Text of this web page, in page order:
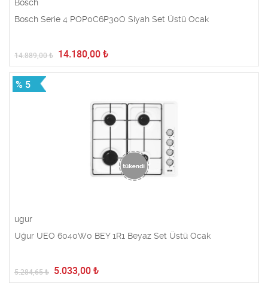
Bosch
Bosch Serie 4 POP0C6P30O Siyah Set Üstü Ocak
14.889,00₺ 14.180,00 ₺
% 5
ugur
Uğur UEO 6040W0 BEY 1R1 Beyaz Set Üstü Ocak
5.284,65₺ 5.033,00 ₺